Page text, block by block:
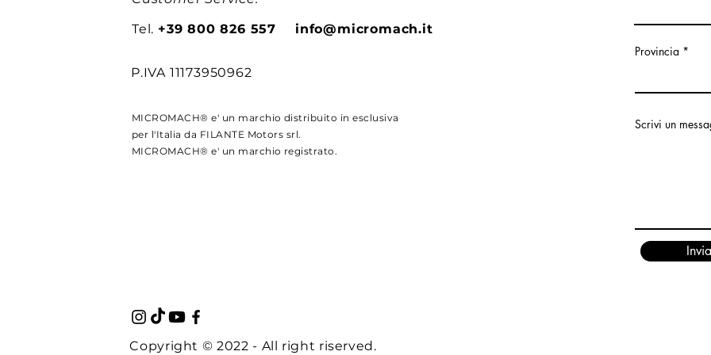
Tel. +39 800 826 557 info@micromach.it
P.IVA 11173950962
MICROMACH® e' un marchio distribuito in esclusiva
per l'Italia da FILANTE Motors srl.
MICROMACH® e' un marchio registrato.
Provincia
Scrivi un
Invia
Copyright © 2022 - All right riserved.